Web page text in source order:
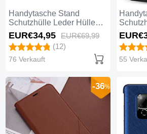
Handytasche Stand
Schutzhülle Leder Hülle
T15 für Huawei Mate 20
Braun
EUR€34,95 EUR€69,99
(12)
76 Verkauft
T14 für
55
-36%